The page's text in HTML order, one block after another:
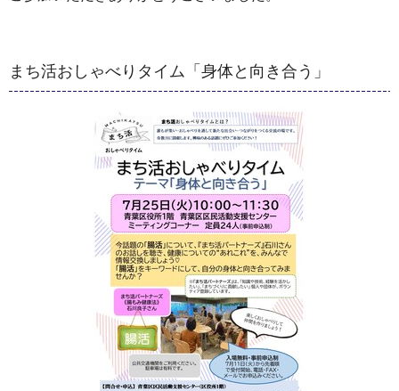
まち活おしゃべりタイム「身体と向き合う」